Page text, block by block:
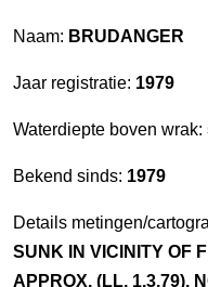
Naam: BRUDANGER
Jaar registratie: 1979
Waterdiepte boven wrak:
Bekend sinds: 1979
Details metingen/
SUNK IN VICINITY OF
APPROX. (LL, 1.3.79).